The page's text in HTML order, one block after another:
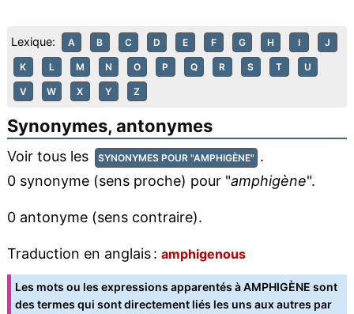
Lexique: A B C D E F G H I J
K L M N O P Q R S T U
V W X Y Z
Synonymes, antonymes
Voir tous les SYNONYMES POUR "AMPHIGÈNE" .
0 synonyme (sens proche) pour "amphigène".
0 antonyme (sens contraire).
Traduction en anglais : amphigenous
Les mots ou les expressions apparentés à AMPHIGÈNE sont
des termes qui sont directement liés les uns aux autres par